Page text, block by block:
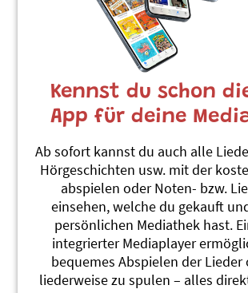
”Cowboy”
Countrybänd
karTON
Schturmfrii
#Cowboy
Rosemarie mein Pferd
Andrew Bond
Chleiderchischte
#Cowboy #Pferd, Pony
De Cowboy Smiley
Stephanie Jakobi-Murer
sing sam sum!
#Cowboy #Pferd, Pony
Kennst du schon
App für deine
Ab sofort kannst du auch alle
Hörgeschichten usw. mit der
abspielen oder Noten- bzw.
einsehen, welche du gekauft
persönlichen Mediathek hast.
integrierter Mediaplayer
bequemes Abspielen der Lieder
liederweise zu spulen – alles